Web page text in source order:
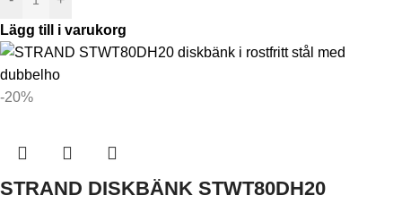
Lägg till i varukorg
-20%
STRAND DISKBÄNK STWT80DH20